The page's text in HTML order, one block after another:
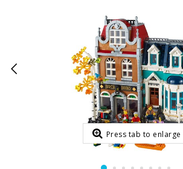
Press tab to enlarge